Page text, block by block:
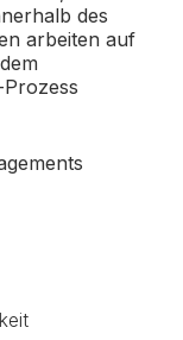
des
arbeiten auf